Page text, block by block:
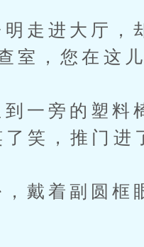
进大厅，
室，您在这
旁的塑料
笑，推门进
着副圆框